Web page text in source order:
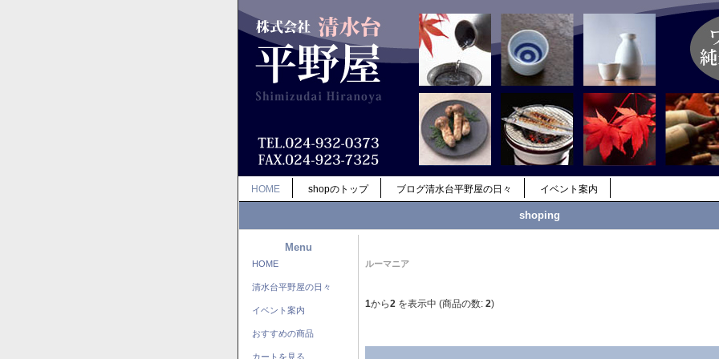
HOME shopのトップ ブログ清水台平野屋の日々 イベント案内
shoping
Menu
HOME
清水台平野屋の日々
イベント案内
おすすめの商品
カートを見る
ルーマニア
1から2 を表示中 (商品の数: 2)